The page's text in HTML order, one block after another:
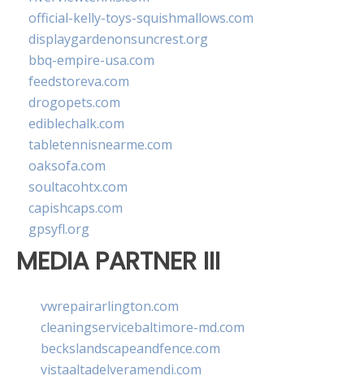
official-kelly-toys-squishmallows.com
displaygardenonsuncrest.org
bbq-empire-usa.com
feedstoreva.com
drogopets.com
ediblechalk.com
tabletennisnearme.com
oaksofa.com
soultacohtx.com
capishcaps.com
gpsyfl.org
MEDIA PARTNER III
vwrepairarlington.com
cleaningservicebaltimore-md.com
beckslandscapeandfence.com
vistaaltadelveramendi.com